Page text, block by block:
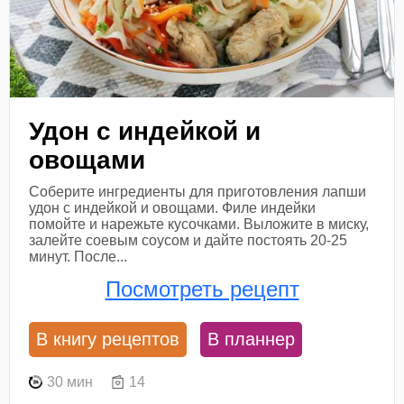
Удон с индейкой и
овощами
Соберите ингредиенты для приготовления лапши
удон с индейкой и овощами. Филе индейки
помойте и нарежьте кусочками. Выложите в миску,
залейте соевым соусом и дайте постоять 20-25
минут. После...
Посмотреть рецепт
В книгу рецептов В планнер
30 мин 14